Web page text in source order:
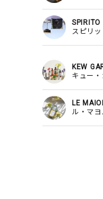
SPIRITO
スピリ
KEW
キュー
LE
ル・マヨ